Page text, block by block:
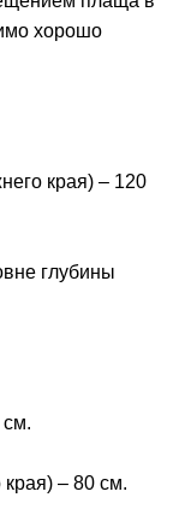
хорошо
края) – 120
глубины
см.
– 80 см.